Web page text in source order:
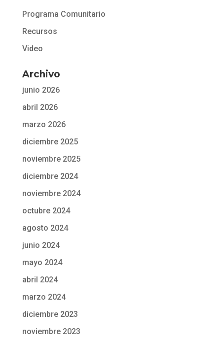
Programa Comunitario
Recursos
Video
Archivo
junio 2026
abril 2026
marzo 2026
diciembre 2025
noviembre 2025
diciembre 2024
noviembre 2024
octubre 2024
agosto 2024
junio 2024
mayo 2024
abril 2024
marzo 2024
diciembre 2023
noviembre 2023